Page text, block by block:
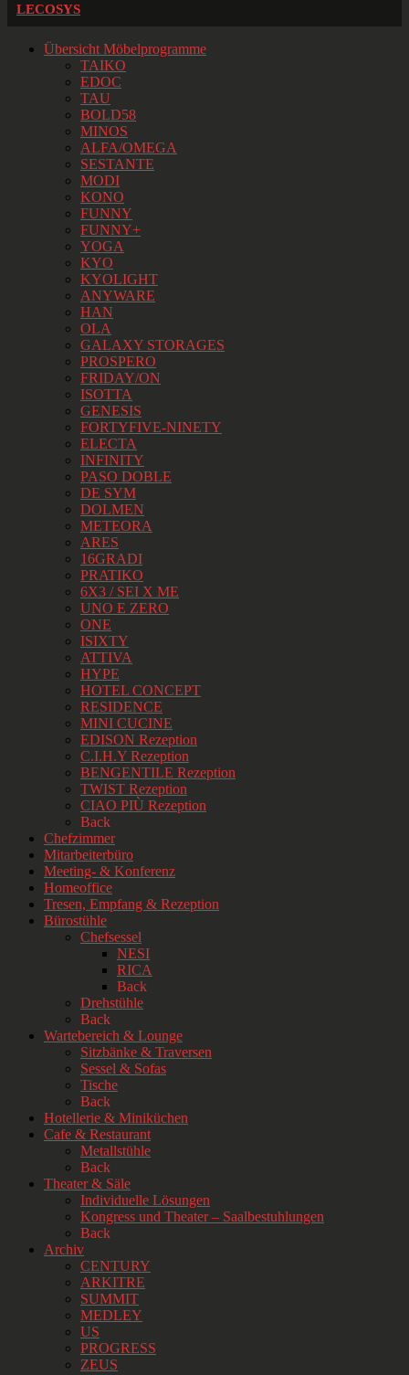
LECOSYS
Übersicht Möbelprogramme
TAIKO
EDOC
TAU
BOLD58
MINOS
ALFA/OMEGA
SESTANTE
MODI
KONO
FUNNY
FUNNY+
YOGA
KYO
KYOLIGHT
ANYWARE
HAN
OLA
GALAXY STORAGES
PROSPERO
FRIDAY/ON
ISOTTA
GENESIS
FORTYFIVE-NINETY
ELECTA
INFINITY
PASO DOBLE
DE SYM
DOLMEN
METEORA
ARES
16GRADI
PRATIKO
6X3 / SEI X ME
UNO E ZERO
ONE
ISIXTY
ATTIVA
HYPE
HOTEL CONCEPT
RESIDENCE
MINI CUCINE
EDISON Rezeption
C.I.H.Y Rezeption
BENGENTILE Rezeption
TWIST Rezeption
CIAO PIÙ Rezeption
Back
Chefzimmer
Mitarbeiterbüro
Meeting- & Konferenz
Homeoffice
Tresen, Empfang & Rezeption
Bürostühle
Chefsessel
NESI
RICA
Back
Drehstühle
Back
Wartebereich & Lounge
Sitzbänke & Traversen
Sessel & Sofas
Tische
Back
Hotellerie & Miniküchen
Cafe & Restaurant
Metallstühle
Back
Theater & Säle
Individuelle Lösungen
Kongress und Theater – Saalbestuhlungen
Back
Archiv
CENTURY
ARKITRE
SUMMIT
MEDLEY
US
PROGRESS
ZEUS